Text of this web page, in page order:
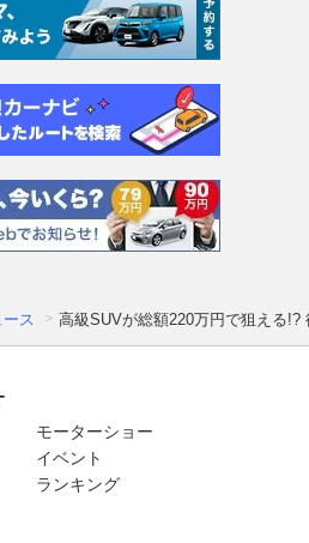
ス 高級SUVが総額220万円で狙える
モーターショー
イベント
ランキング